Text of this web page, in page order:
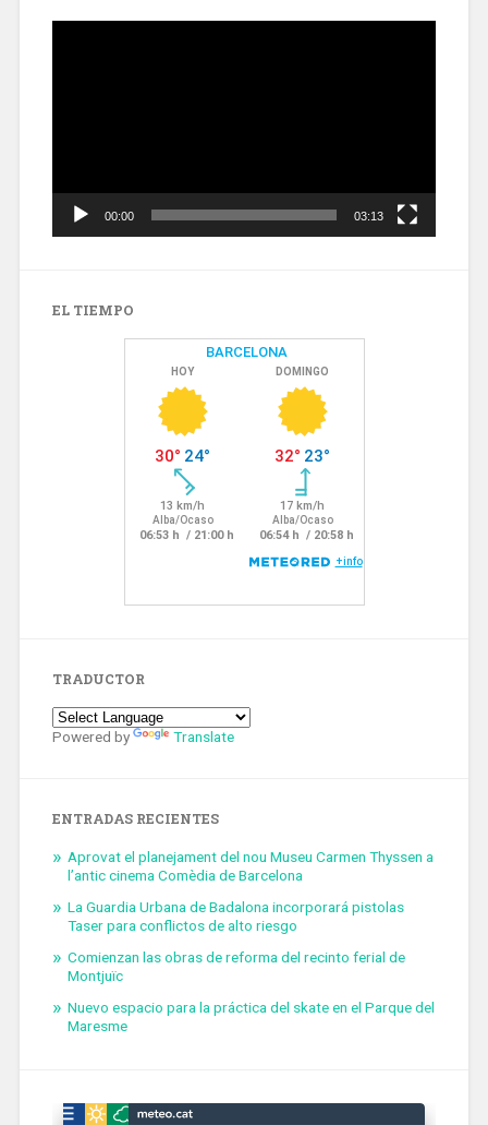
00:00 03:13
EL TIEMPO
TRADUCTOR
Powered by Translate
ENTRADAS RECIENTES
Aprovat el planejament del nou Museu Carmen Thyssen a
l’antic cinema Comèdia de Barcelona
La Guardia Urbana de Badalona incorporará pistolas
Taser para conflictos de alto riesgo
Comienzan las obras de reforma del recinto ferial de
Montjuïc
Nuevo espacio para la práctica del skate en el Parque del
Maresme